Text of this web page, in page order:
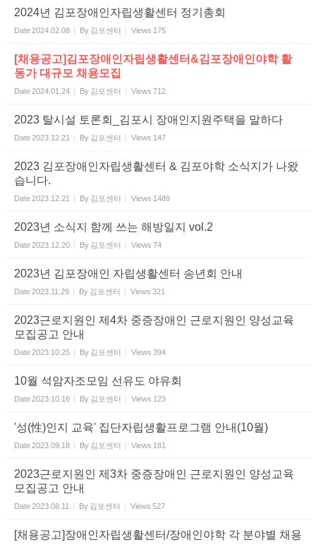
2024년 김포장애인자립생활센터 정기총회
Date2024.02.08 By 김포센터 Views 175
[채용공고]김포장애인자립생활센터&김포장애인야학 활
동가 대규모 채용모집
Date2024.01.24 By 김포센터 Views 712
2023 탈시설 토론회_김포시 장애인지원주택을 말하다
Date2023.12.21 By 김포센터 Views 147
2023 김포장애인자립생활센터 & 김포야학 소식지가 나왔
습니다.
Date2023.12.21 By 김포센터 Views 1489
2023년 소식지 함께 쓰는 해방일지 vol.2
Date2023.12.20 By 김포센터 Views 74
2023년 김포장애인 자립생활센터 송년회 안내
Date2023.11.29 By 김포센터 Views 321
2023근로지원인 제4차 중증장애인 근로지원인 양성교육
모집공고 안내
Date2023.10.25 By 김포센터 Views 394
10월 석암자조모임 선유도 야유회
Date2023.10.16 By 김포센터 Views 123
'성(性)인지 교육' 집단자립생활프로그램 안내(10월)
Date2023.09.18 By 김포센터 Views 181
2023근로지원인 제3차 중증장애인 근로지원인 양성교육
모집공고 안내
Date2023.08.11 By 김포센터 Views 527
[채용공고]장애인자립생활센터/장애인야학 각 분야별 채용